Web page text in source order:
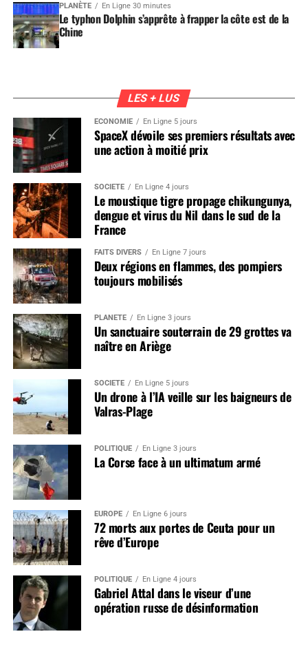
PLANÈTE En Ligne 30 minutes
Le typhon Dolphin s’apprête à frapper la côte est de la
Chine
LES + LUS
ÉCONOMIE En Ligne 5 jours
SpaceX dévoile ses premiers résultats avec
une action à moitié prix
SOCIÉTÉ En Ligne 4 jours
Le moustique tigre propage chikungunya,
dengue et virus du Nil dans le sud de la
France
FAITS DIVERS En Ligne 7 jours
Deux régions en flammes, des pompiers
toujours mobilisés
PLANÈTE En Ligne 3 jours
Un sanctuaire souterrain de 29 grottes va
naître en Ariège
SOCIÉTÉ En Ligne 5 jours
Un drone à l’IA veille sur les baigneurs de
Valras-Plage
POLITIQUE En Ligne 3 jours
La Corse face à un ultimatum armé
EUROPE En Ligne 6 jours
72 morts aux portes de Ceuta pour un
rêve d’Europe
POLITIQUE En Ligne 4 jours
Gabriel Attal dans le viseur d’une
opération russe de désinformation